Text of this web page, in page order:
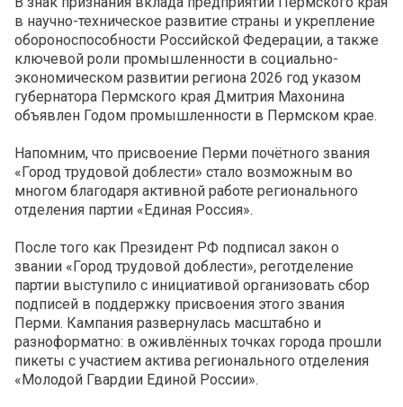
в научно-техническое развитие страны и укрепление
обороноспособности Российской Федерации, а также
ключевой роли промышленности в социально-
экономическом развитии региона 2026 год указом
губернатора Пермского края Дмитрия Махонина
объявлен Годом промышленности в Пермском крае.
Напомним, что присвоение Перми почётного звания
«Город трудовой доблести» стало возможным во
многом благодаря активной работе регионального
отделения партии «Единая Россия».
После того как Президент РФ подписал закон о
звании «Город трудовой доблести», реготделение
партии выступило с инициативой организовать сбор
подписей в поддержку присвоения этого звания
Перми. Кампания развернулась масштабно и
разноформатно: в оживлённых точках города прошли
пикеты с участием актива регионального отделения
«Молодой Гвардии Единой России».